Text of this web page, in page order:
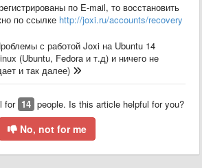
по E-mail, то восстановить
по ссылке http://joxi.ru/accounts/recovery
с работой Joxi на Ubuntu 14
(Ubuntu, Fedora и т.д) и ничего не
и так далее)
for 14 people. Is this article helpful for you?
No, not for me